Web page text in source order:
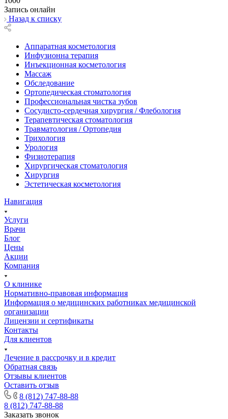
Запись онлайн
Назад к списку
Аппаратная косметология
Инфузионна терапия
Инъекционная косметология
Массаж
Обследование
Ортопедическая стоматология
Профессиональная чистка зубов
Сосудисто-сердечная хирургия / Флебология
Терапевтическая стоматология
Травматология / Ортопедия
Трихология
Урология
Физиотерапия
Хирургическая стоматология
Хирургия
Эстетическая косметология
Навигация
Услуги
Врачи
Блог
Цены
Акции
Компания
О клинике
Нормативно-правовая информация
Информация о медицинских работниках медицинской
организации
Лицензии и сертификаты
Контакты
Для клиентов
Лечение в рассрочку и в кредит
Обратная связь
Отзывы клиентов
Оставить отзыв
8 (812) 747-88-88
8 (812) 747-88-88
Заказать звонок